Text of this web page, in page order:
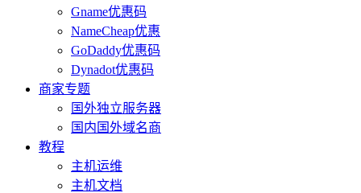
Gname优惠码
NameCheap优惠
GoDaddy优惠码
Dynadot优惠码
商家专题
国外独立服务器
国内国外域名商
教程
主机运维
主机文档